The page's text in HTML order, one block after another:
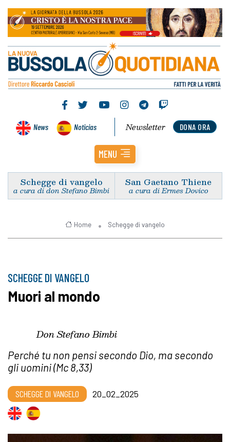
News Noticias DONA ORA
Newsletter
MENU
Schegge di vangelo
a cura di don Stefano Bimbi
San Gaetano Thiene
a cura di Ermes Dovico
Home Schegge di vangelo
SCHEGGE DI VANGELO
Muori al mondo
Don Stefano Bimbi
Perché tu non pensi secondo Dio, ma secondo
gli uomini (Mc 8,33)
SCHEGGE DI VANGELO 20_02_2025